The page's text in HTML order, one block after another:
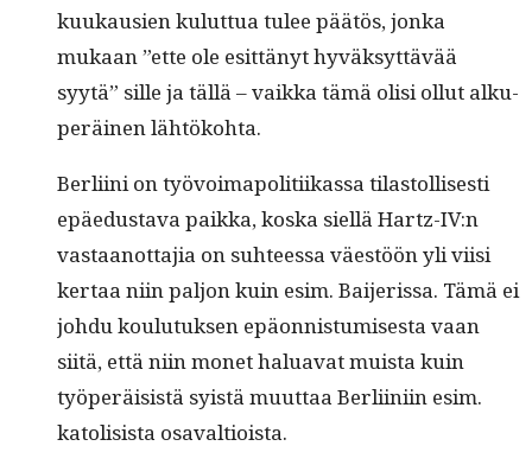
kuukausien kulut­tua tulee päätös, jon­ka
mukaan ”ette ole esit­tänyt hyväksyt­tävää
syytä” sille ja täl­lä – vaik­ka tämä olisi ollut alku­
peräi­nen lähtökohta.
Berli­i­ni on työvoimapoli­ti­ikas­sa tilas­tol­lis­es­ti
epäe­dus­ta­va paik­ka, kos­ka siel­lä Hartz-IV:n
vas­taan­ot­ta­jia on suh­teessa väestöön yli viisi
ker­taa niin paljon kuin esim. Bai­jeris­sa. Tämä ei
johdu koulu­tuk­sen epäon­nis­tu­mis­es­ta vaan
siitä, että niin mon­et halu­a­vat muista kuin
työperäi­sistä syistä muut­taa Berli­ini­in esim.
katoli­sista osavaltioista.